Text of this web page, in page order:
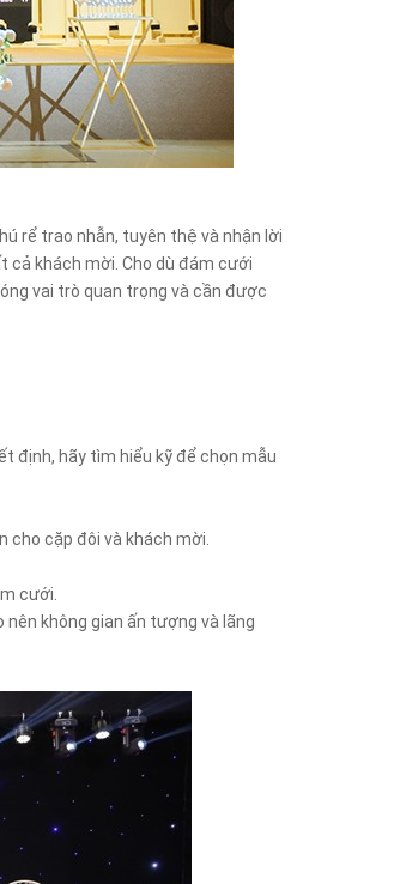
rể trao nhẫn, tuyên thệ và nhận lời
khách mời. Cho dù đám cưới
vai trò quan trọng và cần được
định, hãy tìm hiểu kỹ để chọn mẫu
cho cặp đôi và khách mời.
cưới.
nên không gian ấn tượng và lãng